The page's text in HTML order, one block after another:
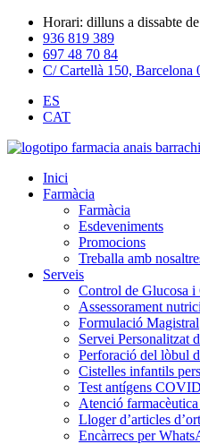
Horari: dilluns a dissabte
936 819 389
697 48 70 84
C/ Cartellà 150, Barcelona
ES
CAT
Inici
Farmàcia
Farmàcia
Esdeveniments
Promocions
Treballa amb
Serveis
Control de Glucosa i
Assessorament
Formulació Magistral
Servei Personalitzat
Perforació del lòbul
Cistelles infantils
Test antígens
Atenció
Lloger d’articles
Encàrrecs per